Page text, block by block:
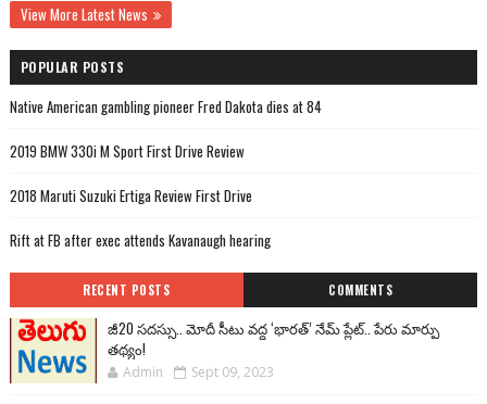
View More Latest News
POPULAR POSTS
Native American gambling pioneer Fred Dakota dies at 84
2019 BMW 330i M Sport First Drive Review
2018 Maruti Suzuki Ertiga Review First Drive
Rift at FB after exec attends Kavanaugh hearing
RECENT POSTS COMMENTS
జీ20 సదస్సు.. మోదీ సీటు వద్ద ‘భారత్’ నేమ్ ప్లేట్‌.. పేరు మార్పు
తథ్యం!
Admin Sept 09, 2023